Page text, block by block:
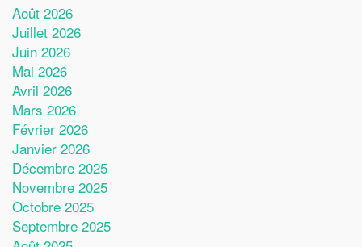
Août 2026
Juillet 2026
Juin 2026
Mai 2026
Avril 2026
Mars 2026
Février 2026
Janvier 2026
Décembre 2025
Novembre 2025
Octobre 2025
Septembre 2025